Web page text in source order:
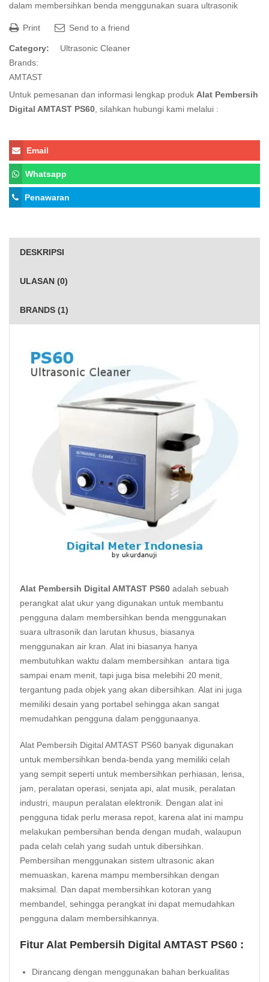
dalam membersihkan benda menggunakan suara ultrasonik
Print Send to a friend
Category:
Ultrasonic Cleaner
Brands:
AMTAST
Untuk pemesanan dan informasi lengkap produk Alat Pembersih
Digital AMTAST PS60 , silahkan hubungi kami melalui :
Email
Whatsapp
Penawaran
DESKRIPSI
ULASAN (0)
BRANDS (1)
Alat Pembersih Digital AMTAST PS60 adalah sebuah
perangkat alat ukur yang digunakan untuk membantu
pengguna dalam membersihkan benda menggunakan
suara ultrasonik dan larutan khusus, biasanya
menggunakan air kran. Alat ini biasanya hanya
membutuhkan waktu dalam membersihkan antara tiga
sampai enam menit, tapi juga bisa melebihi 20 menit,
tergantung pada objek yang akan dibersihkan. Alat ini juga
memiliki desain yang portabel sehingga akan sangat
memudahkan pengguna dalam penggunaanya.
Alat Pembersih Digital AMTAST PS60 banyak digunakan
untuk membersihkan benda-benda yang memiliki celah
yang sempit seperti untuk membersihkan perhiasan, lensa,
jam, peralatan operasi, senjata api, alat musik, peralatan
industri, maupun peralatan elektronik. Dengan alat ini
pengguna tidak perlu merasa repot, karena alat ini mampu
melakukan pembersihan benda dengan mudah, walaupun
pada celah celah yang sudah untuk dibersihkan.
Pembersihan menggunakan sistem ultrasonic akan
memuaskan, karena mampu membersihkan dengan
maksimal. Dan dapat membersihkan kotoran yang
membandel, sehingga perangkat ini dapat memudahkan
pengguna dalam membersihkannya.
Fitur Alat Pembersih Digital AMTAST PS60 :
Dirancang dengan menggunakan bahan berkualitas